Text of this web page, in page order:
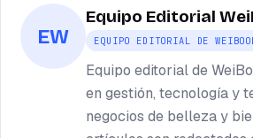
EW
Equipo Editorial
EQUIPO EDITORIAL DE
Equipo editorial de
en gestión, tecnología y
negocios de belleza y